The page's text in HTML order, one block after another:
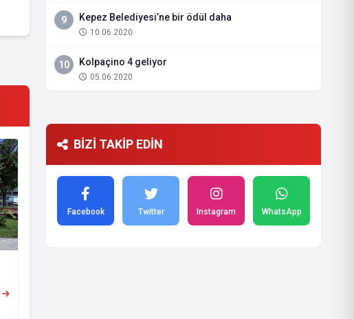
9 Kepez Belediyesi’ne bir ödül daha
10.06.2020
10 Kolpaçino 4 geliyor
05.06.2020
BİZİ TAKİP EDİN
Facebook Twitter Instagram WhatsApp